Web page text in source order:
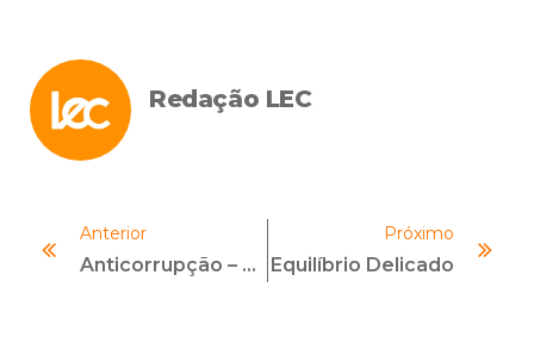
Redação LEC
Anterior
Anticorrupção – Uma Forte Tendência
Próximo
Equilíbrio Delicado